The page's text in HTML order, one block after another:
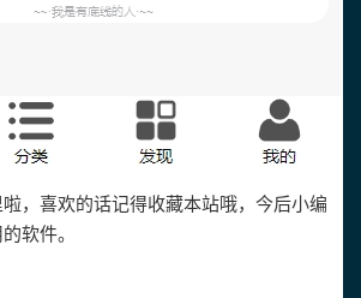
，喜欢的话记得收藏本站哦，今后小编
软件。